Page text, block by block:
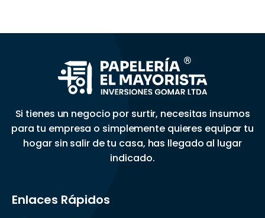
Si tienes un negocio por surtir, necesitas insumos
para tu empresa o simplemente quieres equipar tu
hogar sin salir de tu casa, has llegado al lugar
indicado.
Enlaces Rápidos